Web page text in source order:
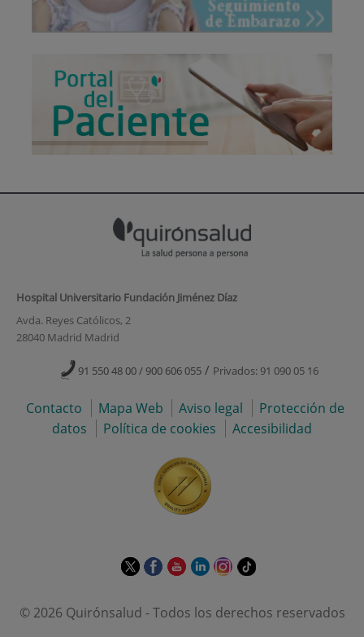
Hospital Universitario Fundación Jiménez Díaz
Avda. Reyes Católicos, 2
28040 Madrid Madrid
91 550 48 00 / 900 606 055 / Privados: 91 090 05 16
Contacto Mapa Web Aviso legal
Protección de
datos
Política de cookies Accesibilidad
Este
abrirá
Este
abrirá
Este
abrirá
Este
abrirá
Este
abrirá
Enlace
aplicación
© 2026 Quirónsalud - Todos los derechos reservados